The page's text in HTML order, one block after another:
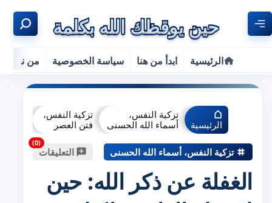
الرئيسية ابدأ من هنا سياسة الخصوصية من نحن
الرئيسية
تزكية النفس،
أسماء الله الحسنى
تزكية النفس،
فتن العصر
تزكية النفس، أسماء الله الحسنى التعليقات
الغفلة عن ذكر الله: حين